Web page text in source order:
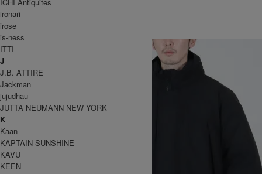
1 2 次のページへ
WILD THINGS
ワイルドシングス
ironari
irose
is-ness
ITTI
J
J.B. ATTIRE
Jackman
jujudhau
JUTTA NEUMANN NEW YORK
K
Kaan
KAPTAIN SUNSHINE
KAVU
KEEN